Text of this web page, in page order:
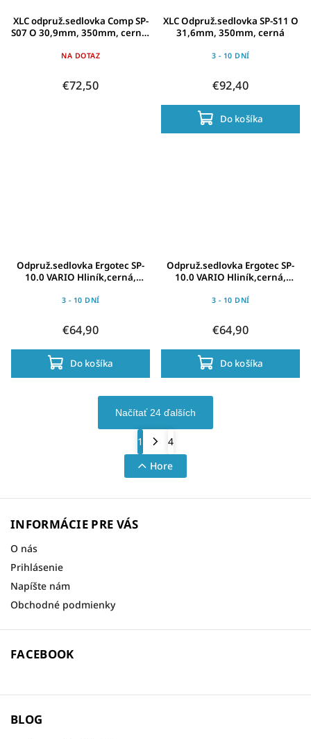
XLC odpruž.sedlovka Comp SP-
S07 O 30,9mm, 350mm, cerná,
NA DOTAZ
€72,50
XLC Odpruž.sedlovka SP-S11 O
31,6mm, 350mm, cerná
3 - 10 DNÍ
€92,40
Do košíka
Odpruž.sedlovka Ergotec SP-
10.0 VARIO Hliník,cerná,
59386101
3 - 10 DNÍ
€64,90
Do košíka
Odpruž.sedlovka Ergotec SP-
10.0 VARIO Hliník,cerná,
59386001
3 - 10 DNÍ
€64,90
Do košíka
Načítať 24 ďalších
1
4
Hore
INFORMÁCIE PRE VÁS
O nás
Prihlásenie
Napíšte nám
Obchodné podmienky
FACEBOOK
BLOG